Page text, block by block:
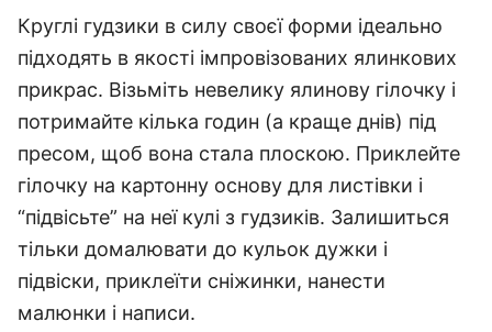
Круглі гудзики в силу своєї форми ідеально
підходять в якості імпровізованих ялинкових
прикрас. Візьміть невелику ялинову гілочку і
потримайте кілька годин (а краще днів) під
пресом, щоб вона стала плоскою. Приклейте
гілочку на картонну основу для листівки і
“підвісьте” на неї кулі з гудзиків. Залишиться
тільки домалювати до кульок дужки і
підвіски, приклеїти сніжинки, нанести
малюнки і написи.